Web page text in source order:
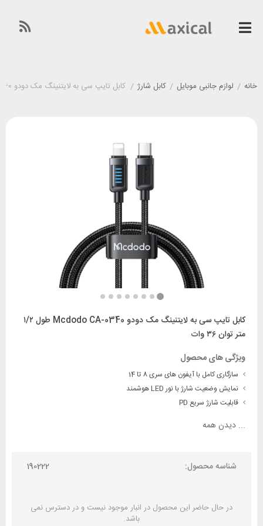
خانه / لوازم جانبی موبایل / کابل شارژ / کابل تایپ سی به لایتنینگ مک دودو Mcdodo CA-0340 طول ۱/۲ متر توان ۳۶ وات
کابل تایپ سی به لایتنینگ مک دودو Mcdodo CA-0340 طول ۱/۲
متر توان ۳۶ وات
ویژگی های محصول
سازگاری کامل با آیفون‌ های سری 8 تا 14
نمایش وضعیت شارژ با نور LED هوشمند
قابلیت شارژ سریع PD
... دیدن همه
شناسه محصول: 190222
در حال حاضر این محصول در انبار موجود نیست و در دسترس نمی
باشد.